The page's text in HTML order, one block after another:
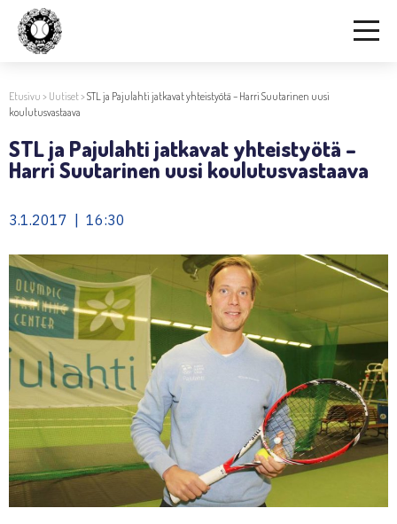
Etusivu > Uutiset>STL ja Pajulahti jatkavat yhteistyötä – Harri Suutarinen uusi
koulutusvastaava
STL ja Pajulahti jatkavat yhteistyötä –
Harri Suutarinen uusi koulutusvastaava
3.1.2017 | 16:30